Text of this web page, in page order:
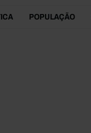
POPULAÇÃO